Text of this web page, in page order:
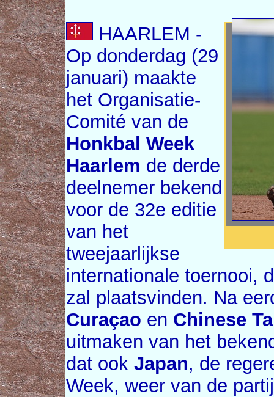
HAARLEM -
Op donderdag (29
januari) maakte
het Organisatie-
Comité van de
Honkbal Week
Haarlem de derde
deelnemer bekend
voor de 32e editie
van het
tweejaarlijkse
internationale toernooi,
zal plaatsvinden. Na
Curaçao en Chinese
uitmaken van het
dat ook Japan, de
Week, weer van de